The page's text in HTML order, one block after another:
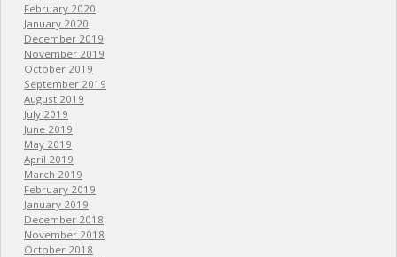
February 2020
January 2020
December 2019
November 2019
October 2019
September 2019
August 2019
July 2019
June 2019
May 2019
April 2019
March 2019
February 2019
January 2019
December 2018
November 2018
October 2018